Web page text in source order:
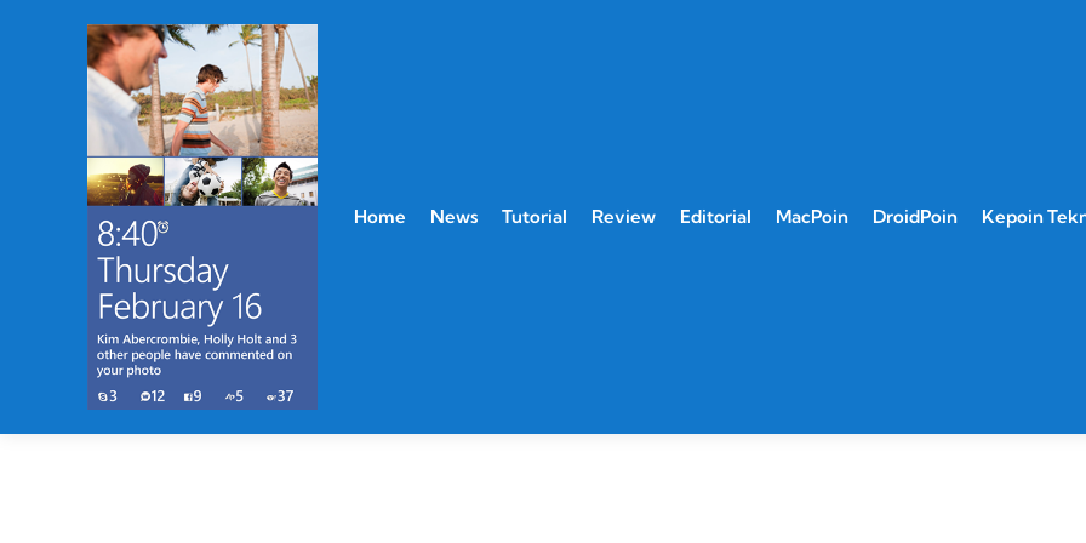
Home News Tutorial Review Editorial MacPoin DroidPoin Kepoin